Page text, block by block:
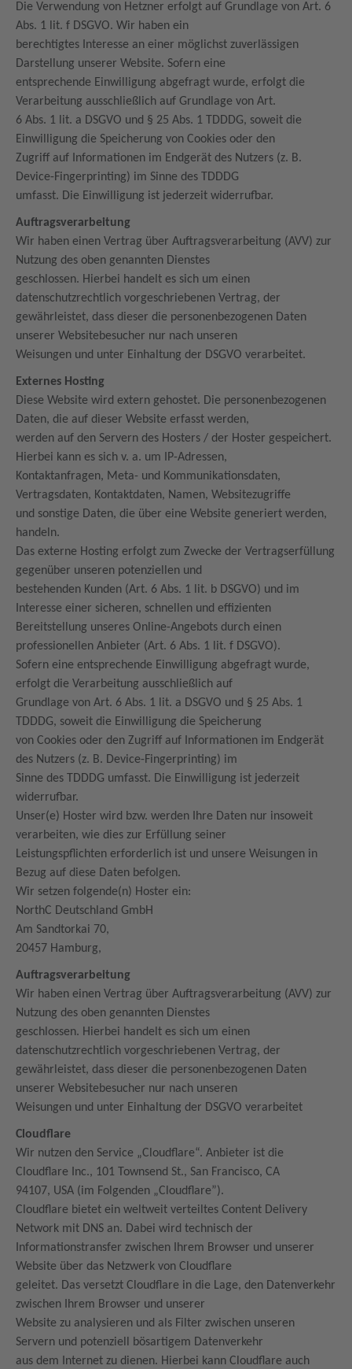
Die Verwendung von Hetzner erfolgt auf Grundlage von Art. 6
Abs. 1 lit. f DSGVO. Wir haben ein
berechtigtes Interesse an einer möglichst zuverlässigen
Darstellung unserer Website. Sofern eine
entsprechende Einwilligung abgefragt wurde, erfolgt die
Verarbeitung ausschließlich auf Grundlage von Art.
6 Abs. 1 lit. a DSGVO und § 25 Abs. 1 TDDDG, soweit die
Einwilligung die Speicherung von Cookies oder den
Zugriff auf Informationen im Endgerät des Nutzers (z. B.
Device-Fingerprinting) im Sinne des TDDDG
umfasst. Die Einwilligung ist jederzeit widerrufbar.
Auftragsverarbeitung
Wir haben einen Vertrag über Auftragsverarbeitung (AVV) zur
Nutzung des oben genannten Dienstes
geschlossen. Hierbei handelt es sich um einen
datenschutzrechtlich vorgeschriebenen Vertrag, der
gewährleistet, dass dieser die personenbezogenen Daten
unserer Websitebesucher nur nach unseren
Weisungen und unter Einhaltung der DSGVO verarbeitet.
Externes Hosting
Diese Website wird extern gehostet. Die personenbezogenen
Daten, die auf dieser Website erfasst werden,
werden auf den Servern des Hosters / der Hoster gespeichert.
Hierbei kann es sich v. a. um IP-Adressen,
Kontaktanfragen, Meta- und Kommunikationsdaten,
Vertragsdaten, Kontaktdaten, Namen, Websitezugriffe
und sonstige Daten, die über eine Website generiert werden,
handeln.
Das externe Hosting erfolgt zum Zwecke der Vertragserfüllung
gegenüber unseren potenziellen und
bestehenden Kunden (Art. 6 Abs. 1 lit. b DSGVO) und im
Interesse einer sicheren, schnellen und effizienten
Bereitstellung unseres Online-Angebots durch einen
professionellen Anbieter (Art. 6 Abs. 1 lit. f DSGVO).
Sofern eine entsprechende Einwilligung abgefragt wurde,
erfolgt die Verarbeitung ausschließlich auf
Grundlage von Art. 6 Abs. 1 lit. a DSGVO und § 25 Abs. 1
TDDDG, soweit die Einwilligung die Speicherung
von Cookies oder den Zugriff auf Informationen im Endgerät
des Nutzers (z. B. Device-Fingerprinting) im
Sinne des TDDDG umfasst. Die Einwilligung ist jederzeit
widerrufbar.
Unser(e) Hoster wird bzw. werden Ihre Daten nur insoweit
verarbeiten, wie dies zur Erfüllung seiner
Leistungspflichten erforderlich ist und unsere Weisungen in
Bezug auf diese Daten befolgen.
Wir setzen folgende(n) Hoster ein:
NorthC Deutschland GmbH
Am Sandtorkai 70,
20457 Hamburg,
Auftragsverarbeitung
Wir haben einen Vertrag über Auftragsverarbeitung (AVV) zur
Nutzung des oben genannten Dienstes
geschlossen. Hierbei handelt es sich um einen
datenschutzrechtlich vorgeschriebenen Vertrag, der
gewährleistet, dass dieser die personenbezogenen Daten
unserer Websitebesucher nur nach unseren
Weisungen und unter Einhaltung der DSGVO verarbeitet
Cloudflare
Wir nutzen den Service „Cloudflare“. Anbieter ist die
Cloudflare Inc., 101 Townsend St., San Francisco, CA
94107, USA (im Folgenden „Cloudflare”).
Cloudflare bietet ein weltweit verteiltes Content Delivery
Network mit DNS an. Dabei wird technisch der
Informationstransfer zwischen Ihrem Browser und unserer
Website über das Netzwerk von Cloudflare
geleitet. Das versetzt Cloudflare in die Lage, den Datenverkehr
zwischen Ihrem Browser und unserer
Website zu analysieren und als Filter zwischen unseren
Servern und potenziell bösartigem Datenverkehr
aus dem Internet zu dienen. Hierbei kann Cloudflare auch